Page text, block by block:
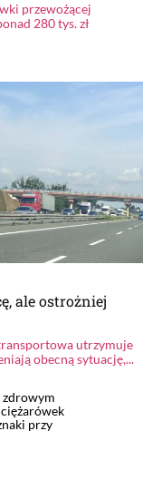
przewożącej
280 tys. zł
ale ostrożniej
utrzymuje
obecną sytuację,...
zdrowym
przy